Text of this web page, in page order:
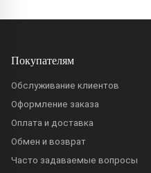
Покупателям
Обслуживание клиентов
Оформление заказа
Оплата и доставка
Обмен и возврат
Часто задаваемые вопросы